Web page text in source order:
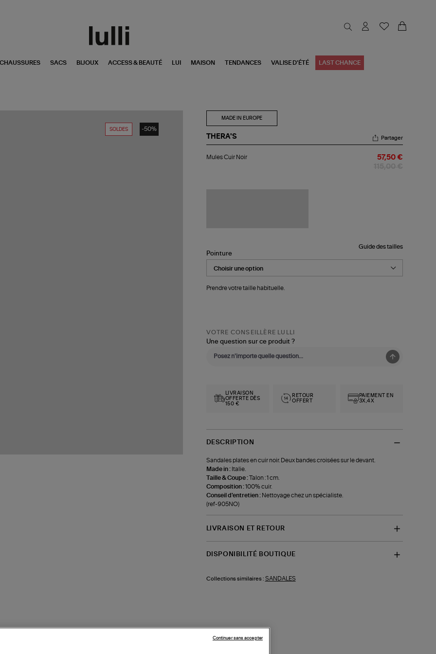
CHAUSSURES SACS BIJOUX ACCESS & BEAUTÉ LUI MAISON TENDANCES VALISE D'ÉTÉ LAST CHANCE
SOLDES -50%
MADE IN EUROPE
THERA'S
Cuir
Partager
Mules Cuir Noir 57,50 €
Guide des tailles
Pointure
Prendre votre taille habituelle.
VOTRE CONSEILLÈRE LULLI
Une question sur ce produit ?
LIVRAISON
OFFERTE DÈS
150 €
RETOUR
OFFERT
PAIEMENT EN
3X,4X
DESCRIPTION
Sandales plates en cuir noir. Deux bandes croisées sur le devant.
Made in : Italie.
Taille & Coupe :Talon : 1 cm.
Composition :100% cuir.
Conseil d'entretien : Nettoyage chez un spécialiste.
(ref-905NO)
LIVRAISON ET RETOUR
DISPONIBILITÉ BOUTIQUE
Collections similaires : SANDALES
Continuer sans accepter